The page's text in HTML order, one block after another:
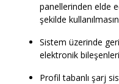
panellerinden elde
şekilde
Sistem üzerinde
elektronik
Profil tabanlı şarj